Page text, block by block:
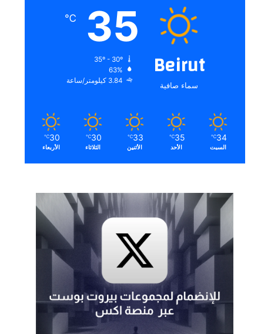
Beirut
سماء صافية
35
℃
63%
3.84 كيلومتر/ساعة
34
℃
السبت
35
℃
الأحد
33
℃
الأثنين
30
℃
الثلاثاء
30
℃
الأربعاء